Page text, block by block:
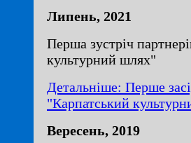
Липень, 2021
Перша зустріч
культурний шлях"
Детальніше: Перше
"Карпатський
Вересень, 2019